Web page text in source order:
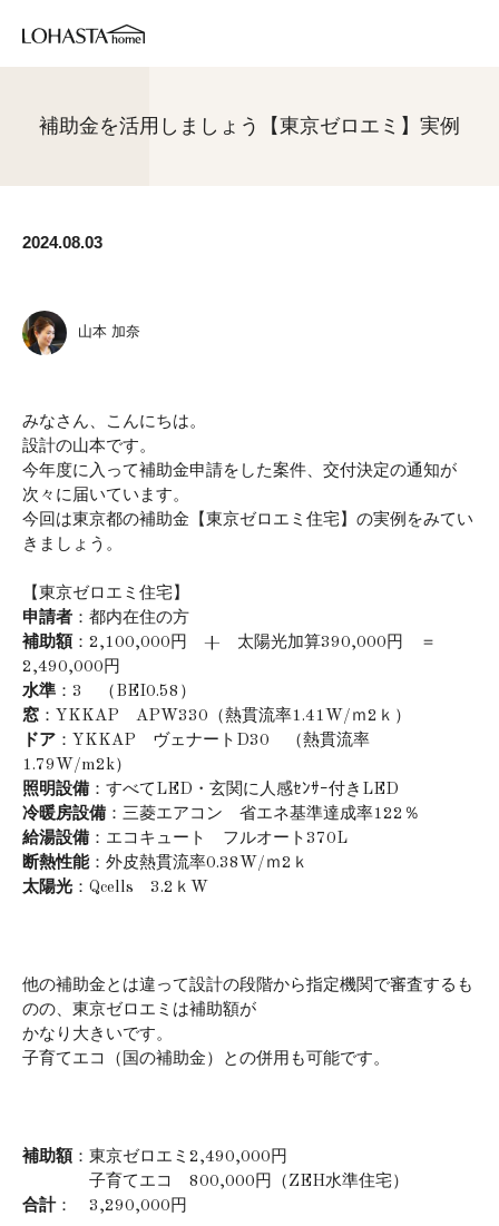
補助金を活用しましょう【東京ゼロエミ】実例
2024.08.03
山本 加奈
みなさん、こんにちは。
設計の山本です。
今年度に入って補助金申請をした案件、交付決定の通知が
次々に届いています。
今回は東京都の補助金【東京ゼロエミ住宅】の実例をみてい
きましょう。
【東京ゼロエミ住宅】
申請者 ：都内在住の方
補助額 ：2,100,000円 + 太陽光加算390,000円 ＝
2,490,000円
水準 ：3 （BEI0.58）
窓 ：YKKAP APW330（熱貫流率1.41W/ｍ2ｋ）
ドア ：YKKAP ヴェナートD30 （熱貫流率
1.79W/m2k）
照明設備 ：すべてLED・玄関に人感ｾﾝｻｰ付きLED
冷暖房設備 ：三菱エアコン 省エネ基準達成率122％
給湯設備 ：エコキュート フルオート370L
断熱性能：外皮熱貫流率0.38W/ｍ2ｋ
太陽光 ：Qcells 3.2ｋW
他の補助金とは違って設計の段階から指定機関で審査するも
のの、東京ゼロエミは補助額が
かなり大きいです。
子育てエコ（国の補助金）との併用も可能です。
補助額 ：東京ゼロエミ2,490,000円
子育てエコ 800,000円（ZEH水準住宅）
合計： 3,290,000円